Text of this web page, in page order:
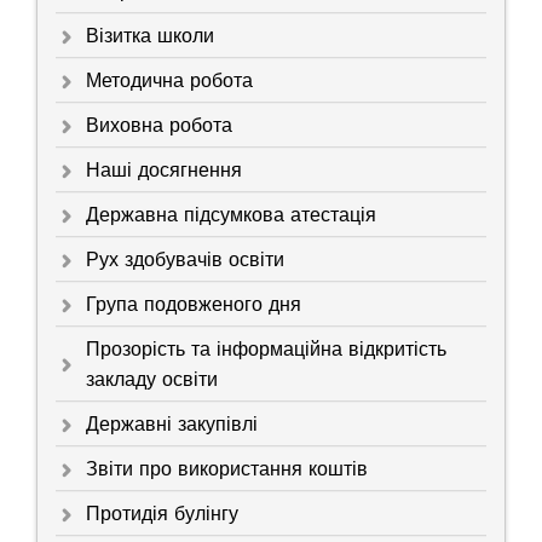
Візитка школи
Методична робота
Виховна робота
Наші досягнення
Державна підсумкова атестація
Рух здобувачів освіти
Група подовженого дня
Прозорість та інформаційна відкритість
закладу освіти
Державні закупівлі
Звіти про використання коштів
Протидія булінгу